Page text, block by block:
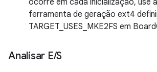
ocorre em cada inicialização, use
ferramenta de geração ext4
TARGET_USES_MKE2FS em
Analisar E/S